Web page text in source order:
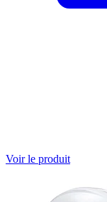
Voir le produit